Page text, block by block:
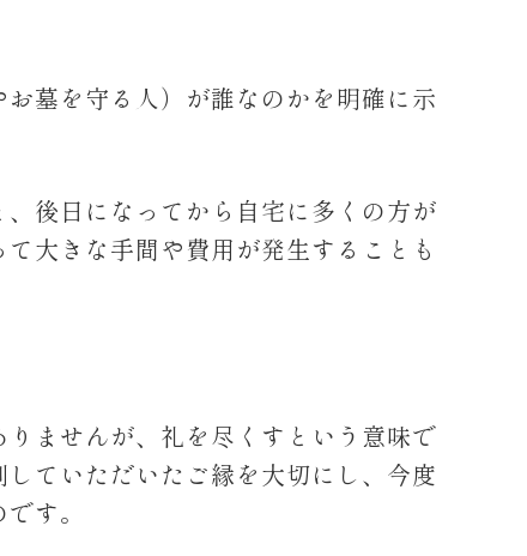
墓を守る人）が誰なのかを明確に示
後日になってから自宅に多くの方が
大きな手間や費用が発生することも
ませんが、礼を尽くすという意味で
ていただいたご縁を大切にし、今度
す。